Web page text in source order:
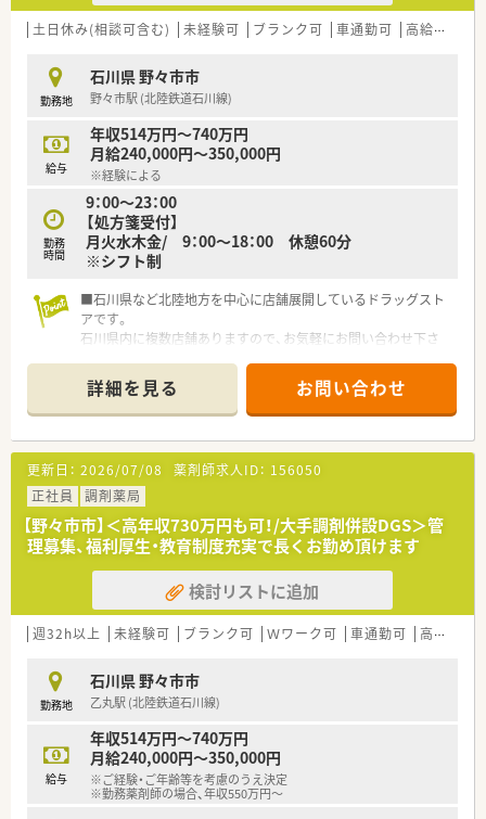
土日休み(相談可含む) 未経験可 ブランク可 車通勤可 高給与(600万円以上)
勤務地
石川県 野々市市
野々市駅 (北陸鉄道石川線)
給与
年収514万円～740万円
月給240,000円～350,000円
※経験による
勤務
時間
9：00～23：00
【処方箋受付】
月火水木金/ 9：00～18：00 休憩60分
※シフト制
■石川県など北陸地方を中心に店舗展開しているドラッグスト
アです。
石川県内に複数店舗ありますので、お気軽にお問い合わせ下さ
■未経験の方も安心して就業を開始いただける研修制度もあり
ます。
詳細を見る お問い合わせ
更新日： 2026/07/08 薬剤師求人ID： 156050
正社員
調剤薬局
【野々市市】＜高年収730万円も可！/大手調剤併設DGS＞管
理募集、福利厚生・教育制度充実で長くお勤め頂けます
検討リストに追加
週32h以上 未経験可 ブランク可 Ｗワーク可 車通勤可 高給与(600万円以上)
勤務地
石川県 野々市市
乙丸駅 (北陸鉄道石川線)
給与
年収514万円～740万円
月給240,000円～350,000円
※ご経験・ご年齢等を考慮のうえ決定
※勤務薬剤師の場合、年収550万円～